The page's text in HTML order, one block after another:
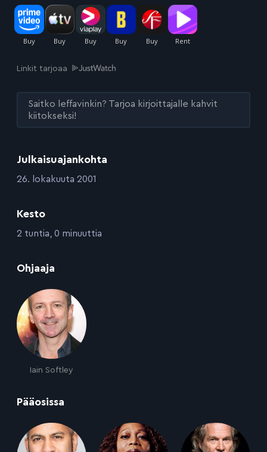
Julkaisuajankohta
:26. lokakuuta 2001
Kesto
:2 tuntia, 0 minuuttia
Ohjaaja
Iain Softley
Pääosissa
Linkit tarjoaa
Saitko leffavinkin? Tarjoa kirjoittajalle kahvit
kiitokseksi!